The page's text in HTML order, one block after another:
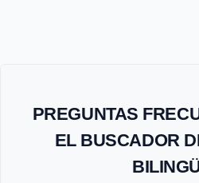
PREGUNTAS
EL BUSCADOR